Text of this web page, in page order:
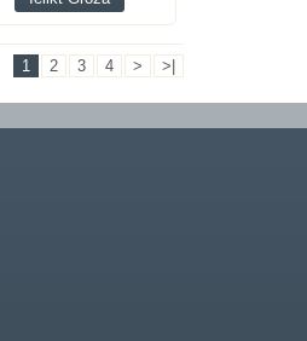
1 2 3 4 > >|